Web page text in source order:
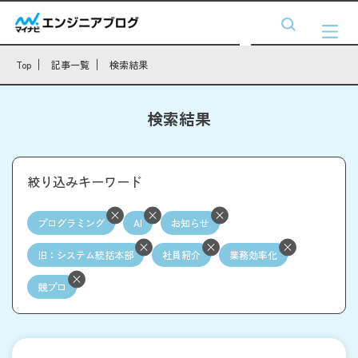
Top 記事一覧 検索結果
検索結果
絞り込みキーワード
プログラミング AI お知らせ
旧：システム統括本部 社員紹介 業務効率化
競プロ